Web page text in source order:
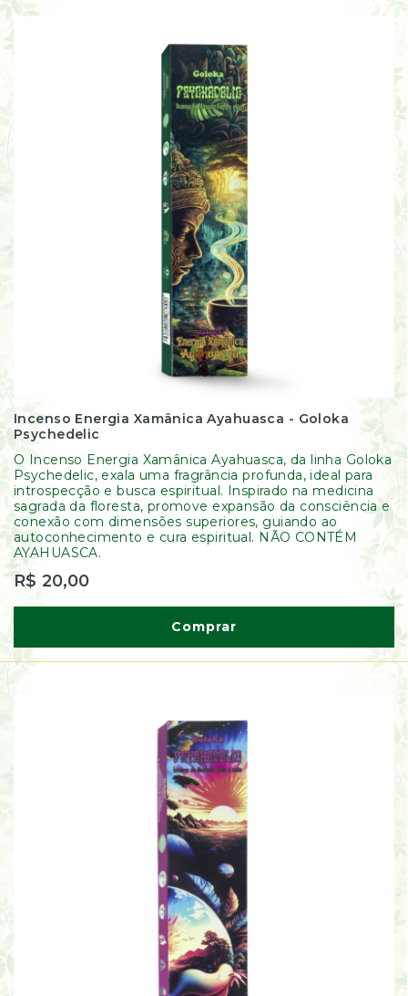
Incenso Energia Xamânica Ayahuasca - Goloka
Psychedelic
O Incenso Energia Xamânica Ayahuasca, da linha Goloka
Psychedelic, exala uma fragrância profunda, ideal para
introspecção e busca espiritual. Inspirado na medicina
sagrada da floresta, promove expansão da consciência e
conexão com dimensões superiores, guiando ao
autoconhecimento e cura espiritual. NÃO CONTÉM
AYAHUASCA.
R$ 20,00
Comprar